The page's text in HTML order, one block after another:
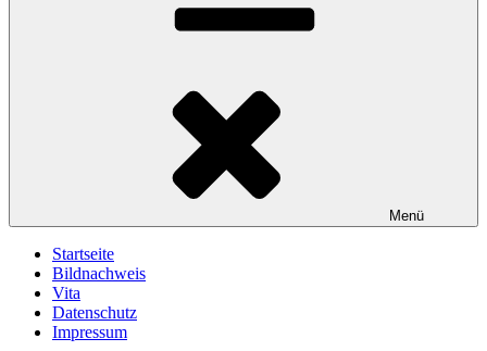
Menü
Startseite
Bildnachweis
Vita
Datenschutz
Impressum